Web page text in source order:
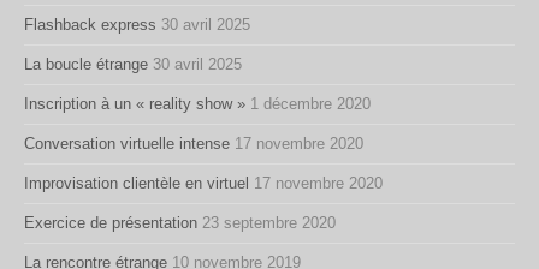
Flashback express 30 avril 2025
La boucle étrange 30 avril 2025
Inscription à un « reality show » 1 décembre 2020
Conversation virtuelle intense 17 novembre 2020
Improvisation clientèle en virtuel 17 novembre 2020
Exercice de présentation 23 septembre 2020
La rencontre étrange 10 novembre 2019